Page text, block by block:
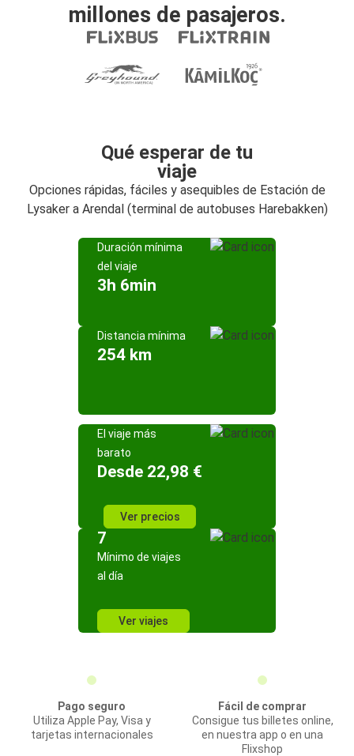
millones de pasajeros.
Qué esperar de tu
viaje
Opciones rápidas, fáciles y asequibles de Estación de
Lysaker a Arendal (terminal de autobuses Harebakken)
Duración mínima
del viaje
3h 6min
Distancia mínima
254 km
El viaje más
barato
Desde 22,98 €
Ver precios
7
Mínimo de viajes
al día
Ver viajes
Pago seguro
Utiliza Apple Pay, Visa y
tarjetas internacionales
Fácil de comprar
Consigue tus billetes online,
en nuestra app o en una
Flixshop